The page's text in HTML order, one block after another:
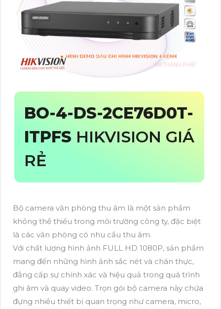
BO-4-DS-2CE76D0T-
ITPFS HIKVISION GIÁ
RẺ
Bộ camera văn phòng thu âm là một sản phẩm
không thể thiếu trong môi trường công ty, đặc biệt
là các văn phòng có nhu cầu thu âm.
Với chất lượng hình ảnh FULL HD 1080P, sản phẩm
mang đến những hình ảnh sắc nét và chân thực,
đẳng cấp sự chính xác và hiệu quả trong quá trình
ghi âm và quay video. Trọn gói bộ camera này chứa
đựng nhiều thiết bị quan trọng như camera, micro,